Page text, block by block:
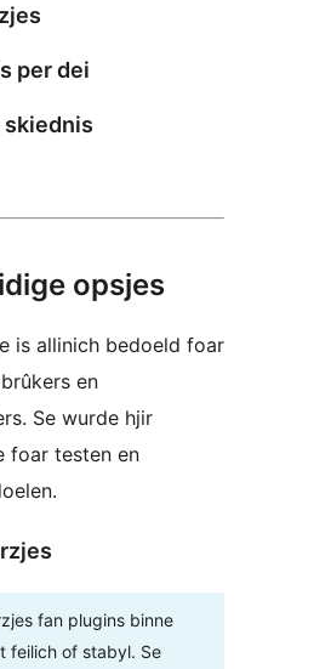
per dei
skiednis
opsjes
is allinich bedoeld foar
en
Se wurde hjir
foar testen en
fan plugins binne
feilich of stabyl. Se